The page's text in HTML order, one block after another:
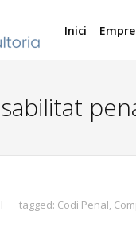
Inici
tagged: Codi Penal,